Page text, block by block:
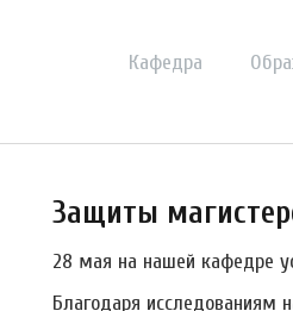
Кафедра
Защиты
28 мая на нашей кафедре
Благодаря исследованиям